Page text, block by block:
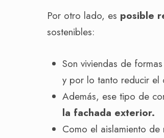
Por otro lado, es posible
sostenibles:
Son viviendas de formas
y por lo tanto reducir el
Además, ese tipo de
la fachada exterior.
Como el aislamiento